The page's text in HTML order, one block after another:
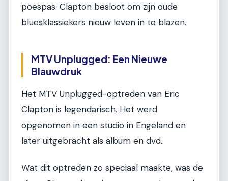
poespas. Clapton besloot om zijn oude
bluesklassiekers nieuw leven in te blazen.
MTV Unplugged: Een Nieuwe
Blauwdruk
Het MTV Unplugged-optreden van Eric
Clapton is legendarisch. Het werd
opgenomen in een studio in Engeland en
later uitgebracht als album en dvd.
Wat dit optreden zo speciaal maakte, was de